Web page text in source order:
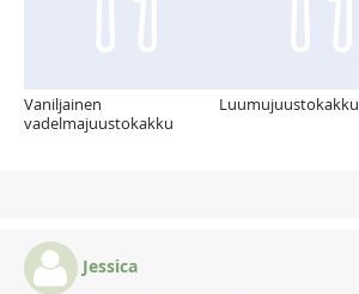
Vaniljainen
vadelmajuustokakku
Luumujuustokakku
Jessica